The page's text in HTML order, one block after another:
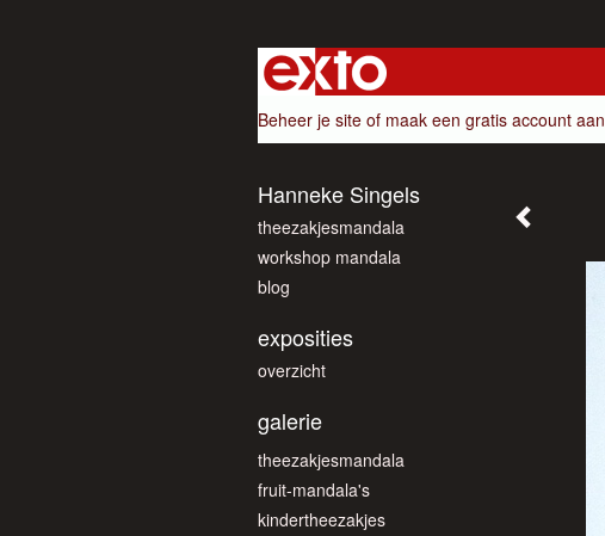
Beheer je site of maak een gratis account aan
Hanneke Singels
theezakjesmandala
workshop mandala
blog
exposities
overzicht
galerie
theezakjesmandala
fruit-mandala's
kindertheezakjes